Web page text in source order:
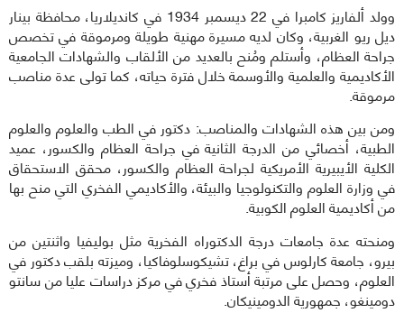
وولد ألفاريز كامبرا في 22 ديسمبر 1934 في كانديلاريا، محافظة بينار
ديل ريو الغربية، وكان لديه مسيرة مهنية طويلة ومرموقة في تخصص
جراحة العظام، وأستلم ومُنح بالعديد من الألقاب والشهادات الجامعية
الأكاديمية والعلمية والأوسمة خلال فترة حياته، كما تولى عدة مناصب
مرموقة.
ومن بين هذه الشهادات والمناصب: دكتور في الطب والعلوم والعلوم
الطبية، أخصائي من الدرجة الثانية في جراحة العظام والكسور، عميد
الكلية الأيبيرية الأمريكية لجراحة العظام والكسور، محقق الاستحقاق
في وزارة العلوم والتكنولوجيا والبيئة، والأكاديمي الفخري التي منح بها
من أكاديمية العلوم الكوبية.
ومنحته عدة جامعات درجة الدكتوراه الفخرية مثل بوليفيا واثنتين من
بيرو، جامعة كارلوس في براغ، تشيكوسلوفاكيا، وميزته بلقب دكتور في
العلوم، وحصل على مرتبة أستاذ فخري في مركز دراسات عليا من سانتو
دومينغو، جمهورية الدومينيكان.